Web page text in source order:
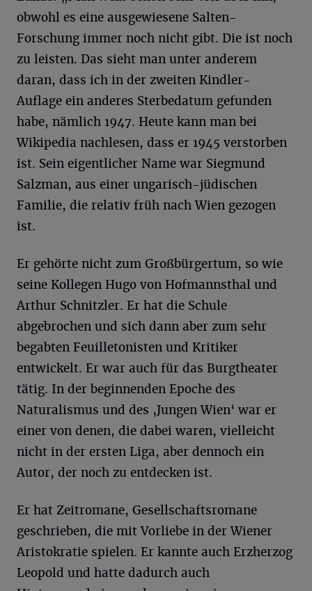
obwohl es eine ausgewiesene Salten-
Forschung immer noch nicht gibt. Die ist noch
zu leisten. Das sieht man unter anderem
daran, dass ich in der zweiten Kindler-
Auflage ein anderes Sterbedatum gefunden
habe, nämlich 1947. Heute kann man bei
Wikipedia nachlesen, dass er 1945 verstorben
ist. Sein eigentlicher Name war Siegmund
Salzman, aus einer ungarisch-jüdischen
Familie, die relativ früh nach Wien gezogen
ist.
Er gehörte nicht zum Großbürgertum, so wie
seine Kollegen Hugo von Hofmannsthal und
Arthur Schnitzler. Er hat die Schule
abgebrochen und sich dann aber zum sehr
begabten Feuilletonisten und Kritiker
entwickelt. Er war auch für das Burgtheater
tätig. In der beginnenden Epoche des
Naturalismus und des ‚Jungen Wien‘ war er
einer von denen, die dabei waren, vielleicht
nicht in der ersten Liga, aber dennoch ein
Autor, der noch zu entdecken ist.
Er hat Zeitromane, Gesellschaftsromane
geschrieben, die mit Vorliebe in der Wiener
Aristokratie spielen. Er kannte auch Erzherzog
Leopold und hatte dadurch auch